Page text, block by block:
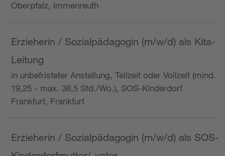
Oberpfalz, Immenreuth
Erzieherin / Sozialpädagogin (m/w/d) als Kita-
Leitung
in unbefristeter Anstellung, Teilzeit oder Vollzeit (mind.
19,25 - max. 38,5 Std./Wo.), SOS-Kinderdorf
Frankfurt, Frankfurt
Erzieherin / Sozialpädagogin (m/w/d) als SOS-